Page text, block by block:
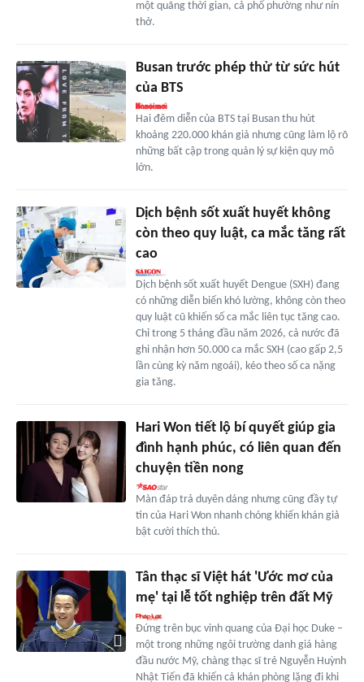
một quãng thời gian, cả phố phường như nín
thở.
Busan trước phép thử từ sức hút
của BTS
Hai đêm diễn của BTS tại Busan thu hút
khoảng 220.000 khán giả nhưng cũng làm lộ rõ
những bất cập trong quản lý sự kiện quy mô
lớn.
Dịch bệnh sốt xuất huyết không
còn theo quy luật, ca mắc tăng rất
cao
Dịch bệnh sốt xuất huyết Dengue (SXH) đang
có những diễn biến khó lường, không còn theo
quy luật cũ khiến số ca mắc liên tục tăng cao.
Chỉ trong 5 tháng đầu năm 2026, cả nước đã
ghi nhận hơn 50.000 ca mắc SXH (cao gấp 2,5
lần cùng kỳ năm ngoái), kéo theo số ca nặng
gia tăng.
Hari Won tiết lộ bí quyết giúp gia
đình hạnh phúc, có liên quan đến
chuyện tiền nong
Màn đáp trả duyên dáng nhưng cũng đầy tự
tin của Hari Won nhanh chóng khiến khán giả
bật cười thích thú.
Tân thạc sĩ Việt hát 'Ước mơ của
mẹ' tại lễ tốt nghiệp trên đất Mỹ
Đứng trên bục vinh quang của Đại học Duke –
một trong những ngôi trường danh giá hàng
đầu nước Mỹ, chàng thạc sĩ trẻ Nguyễn Huỳnh
Nhật Tiến đã khiến cả khán phòng lặng đi khi